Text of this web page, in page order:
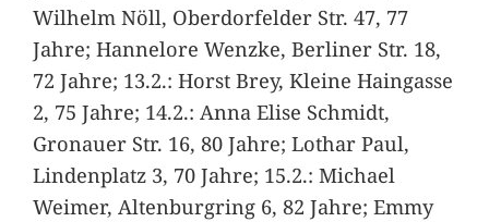
Wilhelm Nöll, Oberdorfelder Str. 47, 77
Jahre; Hannelore Wenzke, Berliner Str. 18,
72 Jahre; 13.2.: Horst Brey, Kleine Haingasse
2, 75 Jahre; 14.2.: Anna Elise Schmidt,
Gronauer Str. 16, 80 Jahre; Lothar Paul,
Lindenplatz 3, 70 Jahre; 15.2.: Michael
Weimer, Altenburgring 6, 82 Jahre; Emmy